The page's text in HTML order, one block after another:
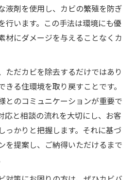
液剤を使用し、カビの繁殖を防ぎ
行います。この手法は環境にも優
材にダメージを与えることなくカ
ただカビを除去するだけではあり
きる住環境を取り戻すことです。
とのコミュニケーションが重要で
応と相談の流れを大切にし、お客
っかりと把握します。それに基づ
を提案し、ご納得いただけるまで